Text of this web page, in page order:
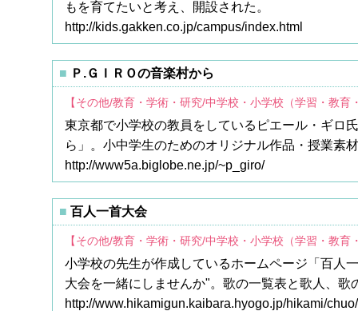
もを育てたいと考え、開設された。
http://kids.gakken.co.jp/campus/index.html
Ｐ.ＧＩＲＯの音楽村から
【その他/教育・学術・研究/中学校・小学校（学習・教育
東京都で小学校の教員をしているピエール・ギロ
ら」。小中学生のためのオリジナル作品・授業素
http://www5a.biglobe.ne.jp/~p_giro/
百人一首大会
【その他/教育・学術・研究/中学校・小学校（学習・教育
小学校の先生が作成しているホームページ「百人
大会を一緒にしませんか"。歌の一覧表と歌人、
http://www.hikamigun.kaibara.hyogo.jp/hikami/